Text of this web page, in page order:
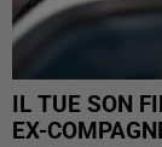
IL TUE SON
EX-